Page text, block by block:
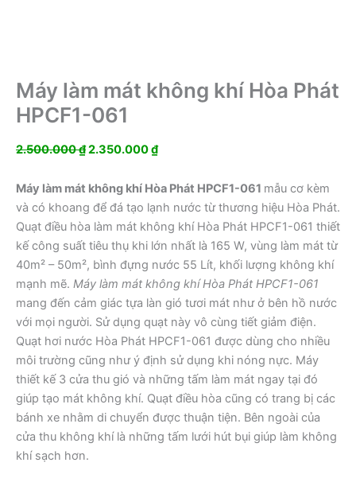
Máy làm mát không khí Hòa Phát
HPCF1-061
2.500.000₫Giá
là:
2.500.000 ₫.
2.350.000₫Giá
tại
là:
2.350.000 ₫.
Máy làm mát không khí Hòa Phát HPCF1-061 mẫu cơ kèm
và có khoang để đá tạo lạnh nước từ thương hiệu Hòa Phát.
Quạt điều hòa làm mát không khí Hòa Phát HPCF1-061 thiết
kế công suất tiêu thụ khi lớn nhất là 165 W, vùng làm mát từ
40m² – 50m², bình đựng nước 55 Lít, khối lượng không khí
mạnh mẽ. Máy làm mát không khí Hòa Phát HPCF1-061
mang đến cảm giác tựa làn gió tươi mát như ở bên hồ nước
với mọi người. Sử dụng quạt này vô cùng tiết giảm điện.
Quạt hơi nước Hòa Phát HPCF1-061 được dùng cho nhiều
môi trường cũng như ý định sử dụng khi nóng nực. Máy
thiết kế 3 cửa thu gió và những tấm làm mát ngay tại đó
giúp tạo mát không khí. Quạt điều hòa cũng có trang bị các
bánh xe nhằm di chuyển được thuận tiện. Bên ngoài của
cửa thu không khí là những tấm lưới hút bụi giúp làm không
khí sạch hơn.